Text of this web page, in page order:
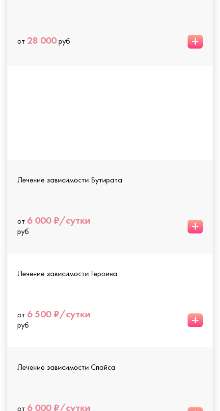
от 28 000руб +
Лечение зависимости Бутирата
от 6 000 ₽/сутки
руб +
Лечение зависимости Героина
от 6 500 ₽/сутки
руб +
Лечение зависимости Спайса
от 6 000 ₽/сутки